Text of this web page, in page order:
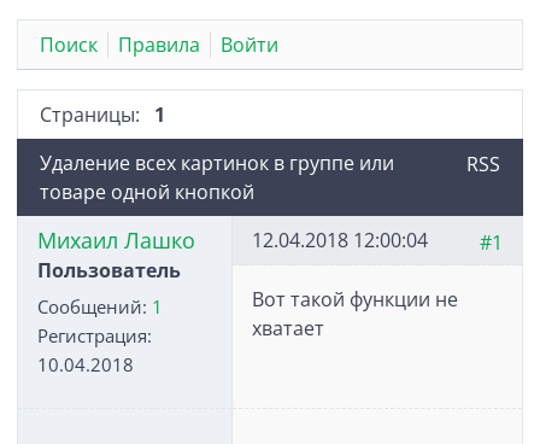
Поиск Правила Войти
Страницы:
1
RSS
Удаление всех картинок в группе или
товаре одной кнопкой
Михаил Лашко
Пользователь
Сообщений: 1
Регистрация:
10.04.2018
#1
12.04.2018 12:00:04
Вот такой функции не
хватает